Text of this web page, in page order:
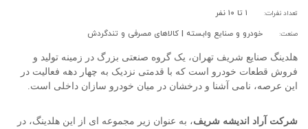
تعداد نفرات: ۱ تا ۱۰ نفر
صنعت: خودرو و صنایع وابسته | کالاهای مصرفی و تندگردش
هلدینگ صنایع شریف تهران، یک گروه صنعتی بزرگ در زمینه تولید و
فروش قطعات خودرو است که با قدمتی نزدیک به چهار دهه فعالیت در
این عرصه، نامی آشنا و درخشان در میان خودرو سازان داخلی است.
شرکت آراد اندیشه شریف، به عنوان زیر مجموعه ای از این هلدینگ، در